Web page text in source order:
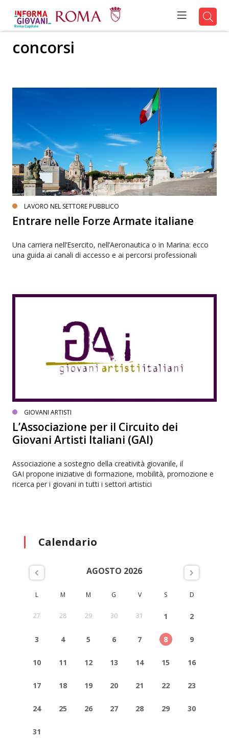
concorsi
LAVORO NEL SETTORE PUBBLICO
Entrare nelle Forze Armate italiane
Una carriera nell’Esercito, nell’Aeronautica o in Marina: ecco
una guida ai canali di accesso e ai percorsi professionali
GIOVANI ARTISTI
L’Associazione per il Circuito dei
Giovani Artisti Italiani (GAI)
Associazione a sostegno della creatività giovanile, il
GAI propone iniziative di formazione, mobilità, promozione e
ricerca per i giovani in tutti i settori artistici
Calendario
AGOSTO 2026
L M M G V S D
27 28 29 30 31 1 2
3 4 5 6 7 8 9
10 11 12 13 14 15 16
17 18 19 20 21 22 23
24 25 26 27 28 29 30
31